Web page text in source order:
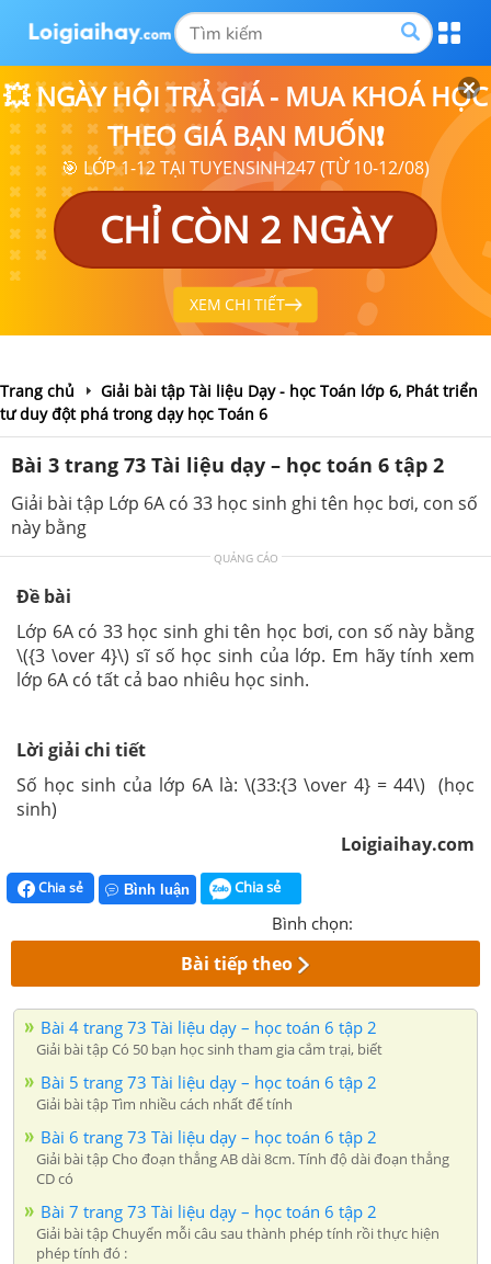
💥 NGÀY HỘI TRẢ GIÁ - MUA KHOÁ HỌC
THEO GIÁ BẠN MUỐN❗
🎯 LỚP 1-12 TẠI TUYENSINH247 (TỪ 10-12/08)
CHỈ CÒN 2 NGÀY
XEM CHI TIẾT
Trang chủ
Giải bài tập Tài liệu Dạy - học Toán lớp 6, Phát triển
tư duy đột phá trong dạy học Toán 6
Bài 3 trang 73 Tài liệu dạy – học toán 6 tập 2
Giải bài tập Lớp 6A có 33 học sinh ghi tên học bơi, con số
này bằng
QUẢNG CÁO
Đề bài
Lớp 6A có 33 học sinh ghi tên học bơi, con số này bằng
\({3 \over 4}\) sĩ số học sinh của lớp. Em hãy tính xem
lớp 6A có tất cả bao nhiêu học sinh.
Lời giải chi tiết
Số học sinh của lớp 6A là: \(33:{3 \over 4} = 44\) (học
sinh)
Loigiaihay.com
Chia sẻ Bình luận Chia sẻ
Bình chọn:
Bài tiếp theo
Bài 4 trang 73 Tài liệu dạy – học toán 6 tập 2
Giải bài tập Có 50 bạn học sinh tham gia cắm trại, biết
Bài 5 trang 73 Tài liệu dạy – học toán 6 tập 2
Giải bài tập Tìm nhiều cách nhất để tính
Bài 6 trang 73 Tài liệu dạy – học toán 6 tập 2
Giải bài tập Cho đoạn thẳng AB dài 8cm. Tính độ dài đoạn thẳng
CD có
Bài 7 trang 73 Tài liệu dạy – học toán 6 tập 2
Giải bài tập Chuyển mỗi câu sau thành phép tính rồi thực hiện
phép tính đó :